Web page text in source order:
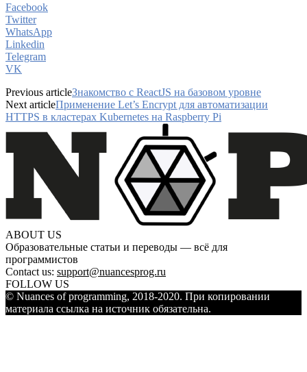
Facebook
Twitter
WhatsApp
Linkedin
Telegram
VK
Previous articleЗнакомство с ReactJS на базовом уровне
Next articleПрименение Let’s Encrypt для автоматизации
HTTPS в кластерах Kubernetes на Raspberry Pi
ABOUT US
Образовательные статьи и переводы — всё для
программистов
Contact us: support@nuancesprog.ru
FOLLOW US
© Nuances of programming, 2018-2020. При копировании
материала ссылка на источник обязательна.